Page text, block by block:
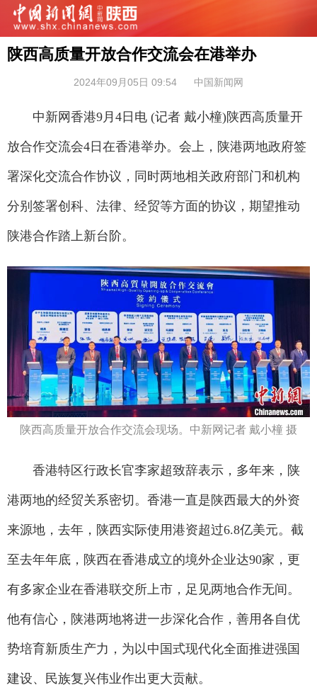
陕西高质量开放合作交流会在港举办
2024年09月05日 09:54 中国新闻网
中新网香港9月4日电 (记者 戴小橦)陕西高质量开
放合作交流会4日在香港举办。会上，陕港两地政府签
署深化交流合作协议，同时两地相关政府部门和机构
分别签署创科、法律、经贸等方面的协议，期望推动
陕港合作踏上新台阶。
陕西高质量开放合作交流会现场。中新网记者 戴小橦 摄
香港特区行政长官李家超致辞表示，多年来，陕
港两地的经贸关系密切。香港一直是陕西最大的外资
来源地，去年，陕西实际使用港资超过6.8亿美元。截
至去年年底，陕西在香港成立的境外企业达90家，更
有多家企业在香港联交所上市，足见两地合作无间。
他有信心，陕港两地将进一步深化合作，善用各自优
势培育新质生产力，为以中国式现代化全面推进强国
建设、民族复兴伟业作出更大贡献。